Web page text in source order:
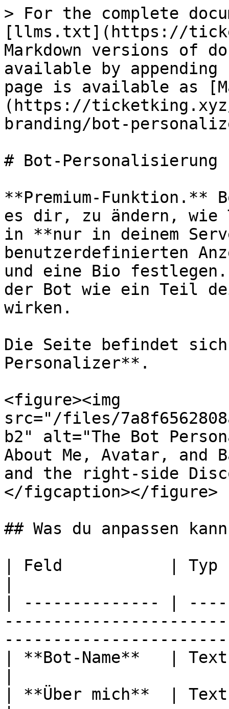
> For the complete
[llms.txt](https://
Markdown versions of
available by
page is available as
(https://ticketking.xyz/
branding/bot-
# Bot-Personalisierung
**Premium-Funktion.**
es dir, zu ändern, wie
in **nur in deinem
benutzerdefinierten
und eine Bio
der Bot wie ein Teil
wirken.
Die Seite befindet
Personalizer**.
<figure><img
src="/files/
b2" alt="The Bot
About Me, Avatar,
and the right-side
</figcaption></figure>
## Was du anpassen
| Feld           |
| -------------- |
| **Bot-Name**   |
| **Über mich**  |